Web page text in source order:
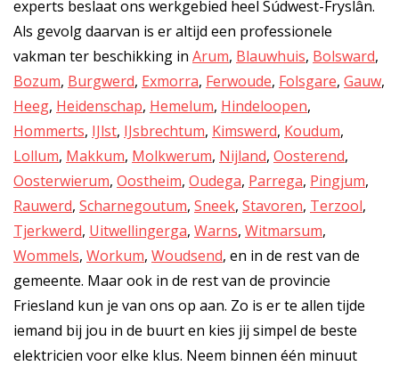
experts beslaat ons werkgebied heel Súdwest-Fryslân.
Als gevolg daarvan is er altijd een professionele
vakman ter beschikking in Arum, Blauwhuis, Bolsward,
Bozum, Burgwerd, Exmorra, Ferwoude, Folsgare, Gauw,
Heeg, Heidenschap, Hemelum, Hindeloopen,
Hommerts, IJlst, IJsbrechtum, Kimswerd, Koudum,
Lollum, Makkum, Molkwerum, Nijland, Oosterend,
Oosterwierum, Oostheim, Oudega, Parrega, Pingjum,
Rauwerd, Scharnegoutum, Sneek, Stavoren, Terzool,
Tjerkwerd, Uitwellingerga, Warns, Witmarsum,
Wommels, Workum, Woudsend, en in de rest van de
gemeente. Maar ook in de rest van de provincie
Friesland kun je van ons op aan. Zo is er te allen tijde
iemand bij jou in de buurt en kies jij simpel de beste
elektricien voor elke klus. Neem binnen één minuut